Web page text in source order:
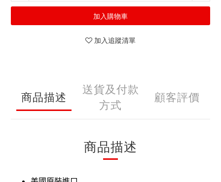
加入購物車
加入追蹤清單
商品描述
送貨及付款
方式
顧客評價
商品描述